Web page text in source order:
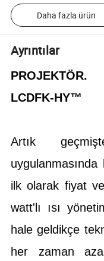
Daha fazla ürün
Ayrıntılar
PROJEKTÖR.
LCDFK-HY™
Artık
ilk olarak fiyat
watt'lı ısı
hale geldikçe
her zaman